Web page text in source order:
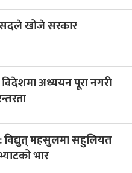
खोजे सरकार
अध्ययन पूरा नगरी
विद्युत् महसुलमा सहुलियत
भार